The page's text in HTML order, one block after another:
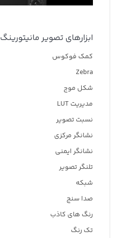
ابزارهای تصویر مانیتورینگ
کمک فوکوس
Zebra
شکل موج
مدیریت LUT
نسبت تصویر
نشانگر مرکزی
نشانگر ایمنی
تلنگر تصویر
شبکه
صدا سنج
رنگ های کاذب
تک رنگ